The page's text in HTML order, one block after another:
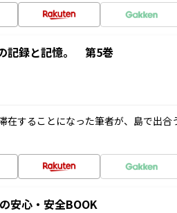
記録と記憶。 第5巻
在することになった筆者が、島で出合
安心・安全BOOK